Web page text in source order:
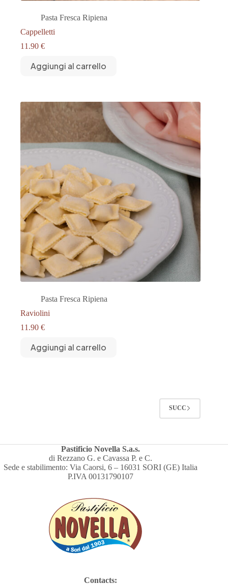
Pasta Fresca Ripiena
Cappelletti
11.90 €
Aggiungi al carrello
Pasta Fresca Ripiena
Raviolini
11.90 €
Aggiungi al carrello
SUCC
Pastificio Novella S.a.s.
di Rezzano G. e Cavassa P. e C.
Sede e stabilimento: Via Caorsi, 6 – 16031 SORI (GE) Italia
P.IVA 00131790107
Contacts: